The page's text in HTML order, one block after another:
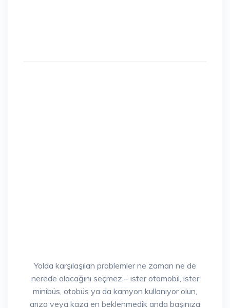
Yolda karşılaşılan problemler ne zaman ne de
nerede olacağını seçmez – ister otomobil, ister
minibüs, otobüs ya da kamyon kullanıyor olun,
arıza veya kaza en beklenmedik anda başınıza